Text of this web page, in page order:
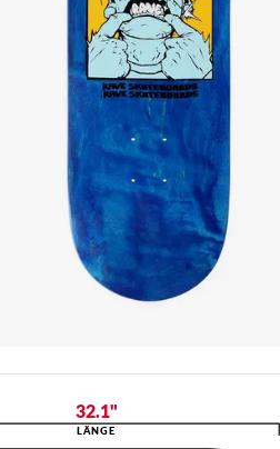
32.1"
LÄNGE